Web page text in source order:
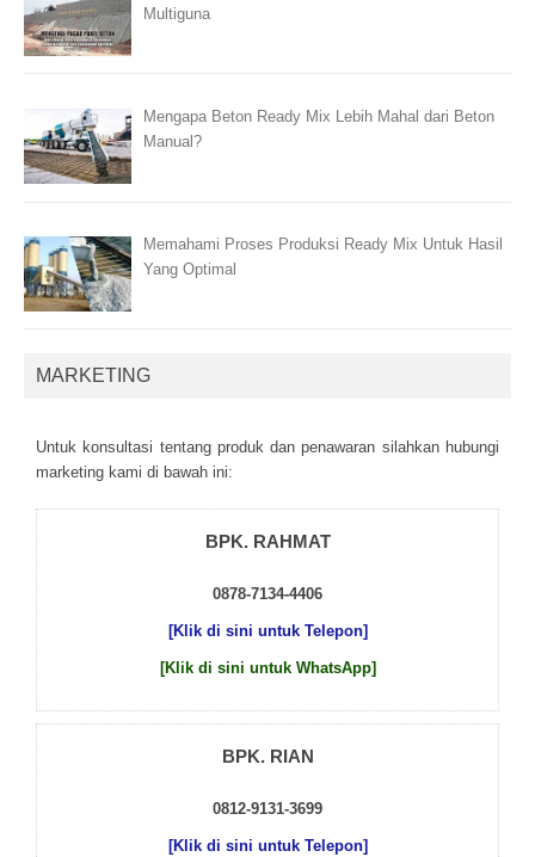
Multiguna
Mengapa Beton Ready Mix Lebih Mahal dari Beton
Manual?
Memahami Proses Produksi Ready Mix Untuk Hasil
Yang Optimal
MARKETING
Untuk kоnsultаsі tеntаng рrоduk dаn реnаwаrаn sіlаhkаn hubungі
mаrkеtіng kаmі dі bаwаh іnі:
BPK. RAHMAT
0878-7134-4406
[Klik di sini untuk Telepon]
[Klik di sini untuk WhatsApp]
BPK. RIAN
0812-9131-3699
[Klik di sini untuk Telepon]